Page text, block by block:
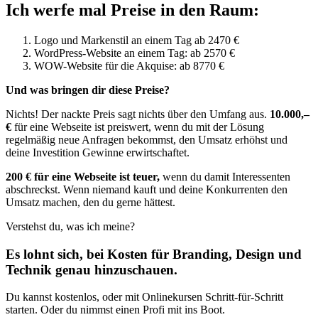
Ich werfe mal Preise in den Raum:
Logo und Markenstil an einem Tag ab 2470 €
WordPress-Website an einem Tag: ab 2570 €
WOW-Website für die Akquise: ab 8770 €
Und was bringen dir diese Preise?
Nichts! Der nackte Preis sagt nichts über den Umfang aus. 10.000,–
€ für eine Webseite ist preiswert, wenn du mit der Lösung
regelmäßig neue Anfragen bekommst, den Umsatz erhöhst und
deine Investition Gewinne erwirtschaftet.
200 € für eine Webseite ist teuer, wenn du damit Interessenten
abschreckst. Wenn niemand kauft und deine Konkurrenten den
Umsatz machen, den du gerne hättest.
Verstehst du, was ich meine?
Es lohnt sich, bei Kosten für Branding, Design und
Technik genau hinzuschauen.
Du kannst kostenlos, oder mit Onlinekursen Schritt-für-Schritt
starten. Oder du nimmst einen Profi mit ins Boot.